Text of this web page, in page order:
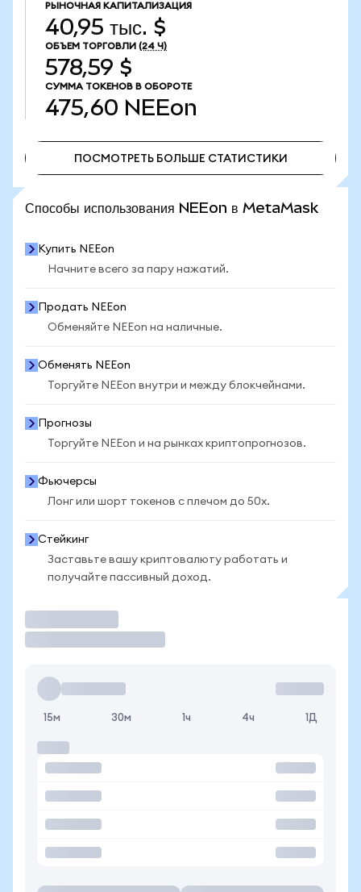
РЫНОЧНАЯ КАПИТАЛИЗАЦИЯ
40,95 тыс. $
ОБЪЕМ ТОРГОВЛИ (24 Ч)
578,59 $
СУММА ТОКЕНОВ В ОБОРОТЕ
475,60 NEEon
ПОСМОТРЕТЬ БОЛЬШЕ СТАТИСТИКИ
Способы использования NEEon в MetaMask
Купить NEEon
Начните всего за пару нажатий.
Продать NEEon
Обменяйте NEEon на наличные.
Обменять NEEon
Торгуйте NEEon внутри и между блокчейнами.
Прогнозы
Торгуйте NEEon и на рынках криптопрогнозов.
Фьючерсы
Лонг или шорт токенов с плечом до 50x.
Стейкинг
Заставьте вашу криптовалюту работать и
получайте пассивный доход.
15м 30м 1ч 4ч 1Д